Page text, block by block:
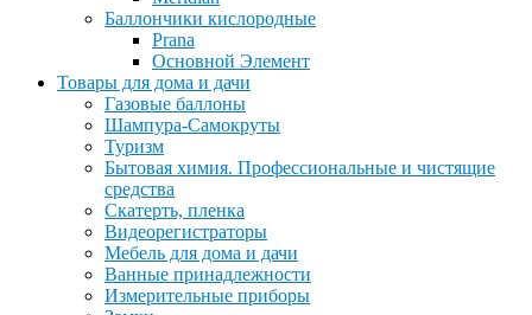
Баллончики кислородные
Prana
Основной Элемент
Товары для дома и дачи
Газовые баллоны
Шампура-Самокруты
Туризм
Бытовая химия. Профессиональные и чистящие
средства
Скатерть, пленка
Видеорегистраторы
Мебель для дома и дачи
Ванные принадлежности
Измерительные приборы